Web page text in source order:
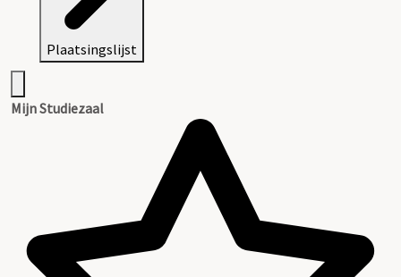
Plaatsingslijst
Mijn Studiezaal